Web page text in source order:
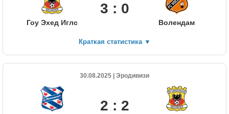
Гоу Эхед Иглс
3 : 0
Волендам
Краткая статистика ▼
30.08.2025 | Эродивизи
2 : 2